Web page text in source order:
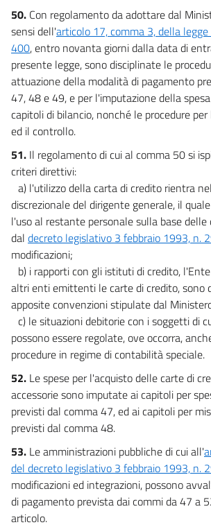
50. Con regolamento da adottare dal
sensi dell'articolo 17, comma 3, della
400, entro novanta giorni dalla data di
presente legge, sono disciplinate le
attuazione della modalità di pagamento
47, 48 e 49, e per l'imputazione della
capitoli di bilancio, nonché le procedure
ed il controllo.
51. Il regolamento di cui al comma 50 si
criteri direttivi:
a) l'utilizzo della carta di credito rientra
discrezionale del dirigente generale, il
l'uso al restante personale sulla base delle
dal decreto legislativo 3 febbraio 1993, n.
modificazioni;
b) i rapporti con gli istituti di credito,
altri enti emittenti le carte di credito, sono
apposite convenzioni stipulate dal
c) le situazioni debitorie con i soggetti di
possono essere regolate, ove occorra,
procedure in regime di contabilità speciale.
52. Le spese per l'acquisto delle carte di
accessorie sono imputate ai capitoli per
previsti dal comma 47, ed ai capitoli per
previsti dal comma 48.
53. Le amministrazioni pubbliche di cui all'
del decreto legislativo 3 febbraio 1993, n.
modificazioni ed integrazioni, possono
di pagamento prevista dai commi da 47 a
articolo.